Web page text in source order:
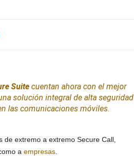
Suite cuentan ahora con el mejor
solución integral de alta seguridad
las comunicaciones móviles.
extremo a extremo Secure Call,
a empresas.